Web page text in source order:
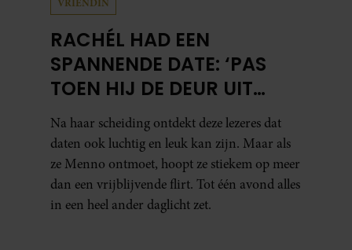
VRIENDIN
RACHÉL HAD EEN
SPANNENDE DATE: ‘PAS
TOEN HIJ DE DEUR UIT
WAS, BESEFTE IK WAT ER
ECHT WAS GEBEURD’
Na haar scheiding ontdekt deze lezeres dat
daten ook luchtig en leuk kan zijn. Maar als
ze Menno ontmoet, hoopt ze stiekem op meer
dan een vrijblijvende flirt. Tot één avond alles
in een heel ander daglicht zet.